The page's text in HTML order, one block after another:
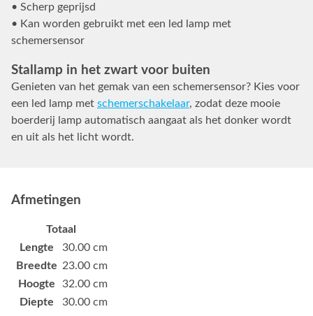
• Scherp geprijsd
• Kan worden gebruikt met een led lamp met
schemersensor
Stallamp in het zwart voor buiten
Genieten van het gemak van een schemersensor? Kies voor
een led lamp met schemerschakelaar, zodat deze mooie
boerderij lamp automatisch aangaat als het donker wordt
en uit als het licht wordt.
Afmetingen
Totaal
Lengte
30.00 cm
Breedte 23.00 cm
Hoogte
32.00 cm
Diepte
30.00 cm